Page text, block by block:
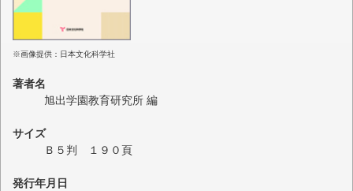
※画像提供：日本文化科学社
著者名
旭出学園教育研究所 編
サイズ
Ｂ５判 １９０頁
発行年月日